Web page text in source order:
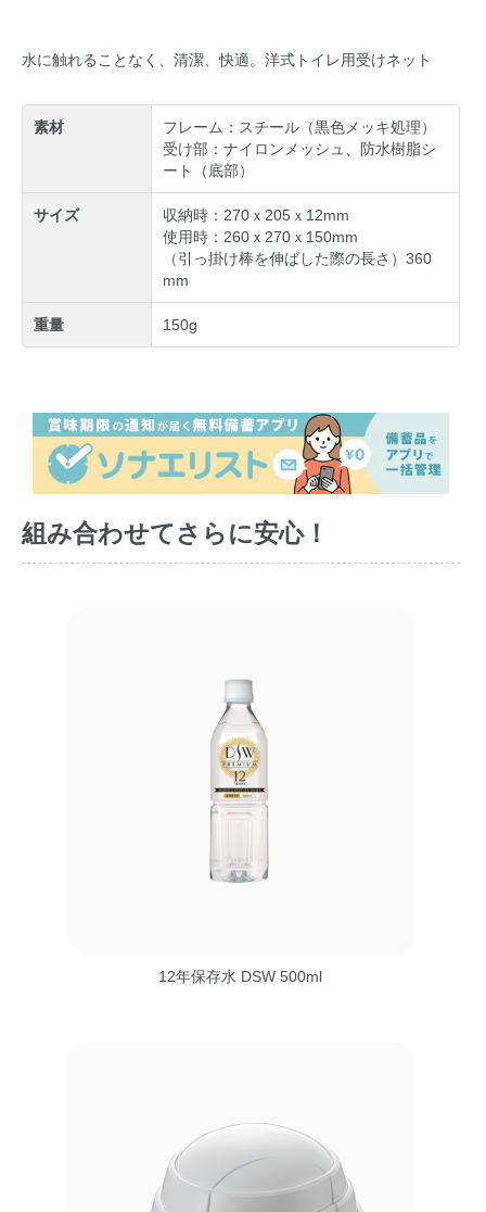
水に触れることなく、清潔、快適。洋式トイレ用受けネット
素材
フレーム：スチール（黒色メッキ処理）
受け部：ナイロンメッシュ、防水樹脂シ
ート（底部）
サイズ
収納時：270ｘ205ｘ12mm
使用時：260ｘ270ｘ150mm
（引っ掛け棒を伸ばした際の長さ）360
mm
重量 150g
組み合わせてさらに安心！
12年保存水 DSW 500ml